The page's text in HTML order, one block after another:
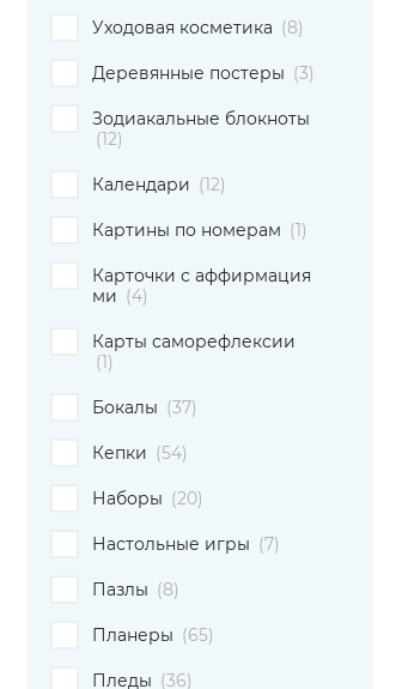
Уходовая косметика (8)
Деревянные постеры (3)
Зодиакальные блокноты
(12)
Календари (12)
Картины по номерам (1)
Карточки с аффирмация
ми (4)
Карты саморефлексии
(1)
Бокалы (37)
Кепки (54)
Наборы (20)
Настольные игры (7)
Пазлы (8)
Планеры (65)
Пледы (36)